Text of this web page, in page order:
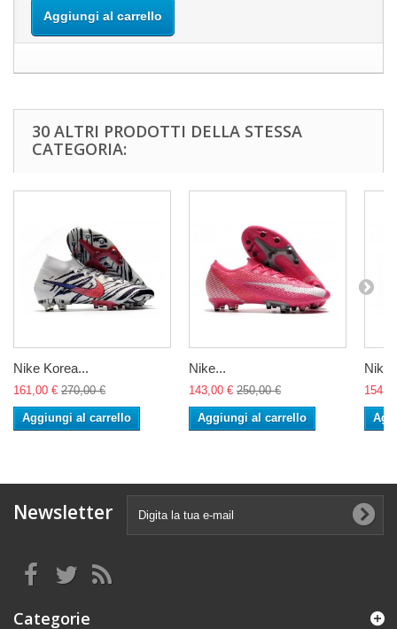
Aggiungi al carrello
30 ALTRI PRODOTTI DELLA STESSA
CATEGORIA:
Nike Korea...
161,00 € 270,00 €
Aggiungi al carrello
Nike...
143,00 € 250,00 €
Aggiungi al carrello
Newsletter
Categorie